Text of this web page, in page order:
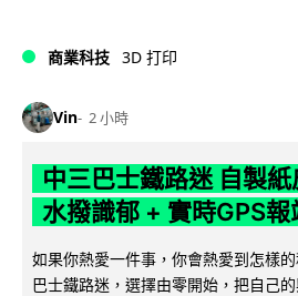
商業科技 3D 打印
Vin 2 小時
中三巴士鐵路迷 自製
水撥識郁 + 實時GPS報
如果你熱愛一件事，你會熱愛到怎樣
巴士鐵路迷，選擇由零開始，把自己